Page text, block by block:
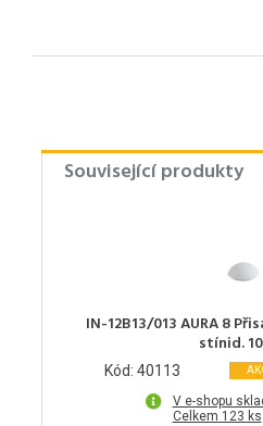
Související produkty
IN-12B13/013 AURA 8
stínid.
Kód: 40113
V e-shopu
Celkem 123 ks